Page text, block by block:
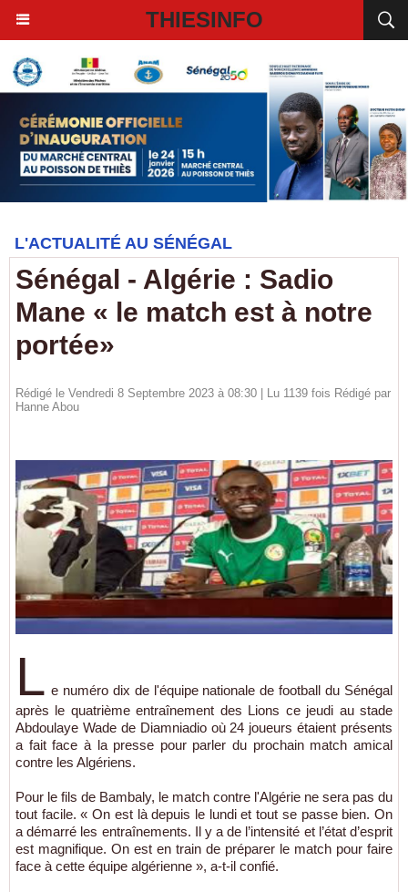
THIESINFO
L'ACTUALITÉ AU SÉNÉGAL
Sénégal - Algérie : Sadio
Mane « le match est à notre
portée»
Rédigé le Vendredi 8 Septembre 2023 à 08:30 | Lu 1139 fois Rédigé par
Hanne Abou
L e numéro dix de l'équipe nationale de football du Sénégal
après le quatrième entraînement des Lions ce jeudi au stade
Abdoulaye Wade de Diamniadio où 24 joueurs étaient présents
a fait face à la presse pour parler du prochain match amical
contre les Algériens.
Pour le fils de Bambaly, le match contre l'Algérie ne sera pas du
tout facile. « On est là depuis le lundi et tout se passe bien. On
a démarré les entraînements. Il y a de l’intensité et l’état d’esprit
est magnifique. On est en train de préparer le match pour faire
face à cette équipe algérienne », a-t-il confié.